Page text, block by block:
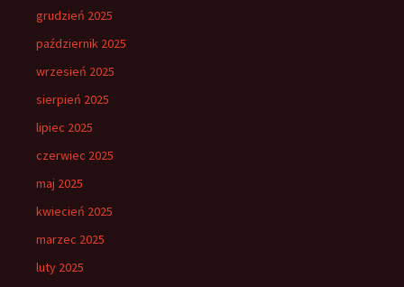
grudzień 2025
październik 2025
wrzesień 2025
sierpień 2025
lipiec 2025
czerwiec 2025
maj 2025
kwiecień 2025
marzec 2025
luty 2025